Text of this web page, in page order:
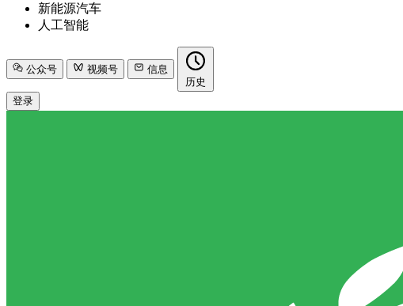
新能源汽车
人工智能
公众号 视频号
信息
历史
登录